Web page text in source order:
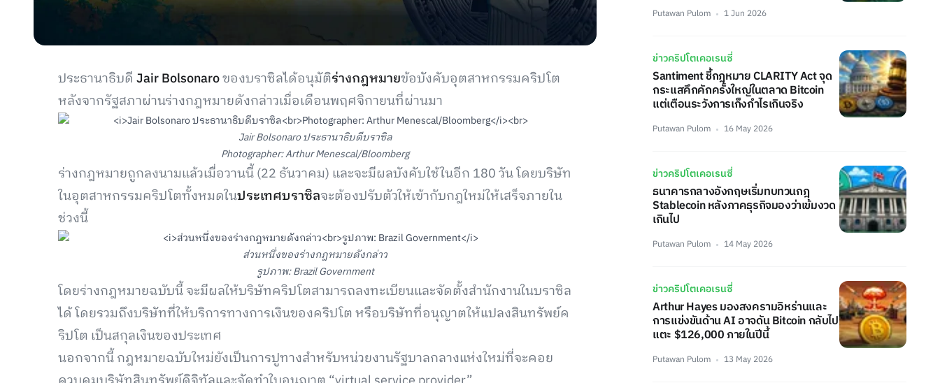
ประธานาธิบดี Jair Bolsonaroของบราซิลได้อนุมัติร่างกฎหมายข้อบังคับอุตสาหกรรมคริปโต
หลังจากรัฐสภาผ่านร่างกฎหมายดังกล่าวเมื่อเดือนพฤศจิกายนที่ผ่านมา
Jair Bolsonaro ประธานาธิบดีบราซิล
Photographer: Arthur Menescal/Bloomberg
ร่างกฎหมายถูกลงนามแล้วเมื่อวานนี้ (22 ธันวาคม) และจะมีผลบังคับใช้ในอีก 180 วัน โดยบริษัท
ในอุตสาหกรรมคริปโตทั้งหมดในประเทศบราซิลจะต้องปรับตัวให้เข้ากับกฎใหม่ให้เสร็จภายใน
ช่วงนี้
ส่วนหนึ่งของร่างกฎหมายดังกล่าว
รูปภาพ: Brazil Government
โดยร่างกฎหมายฉบับนี้ จะมีผลให้บริษัทคริปโตสามารถลงทะเบียนและจัดตั้งสำนักงานในบราซิล
ได้ โดยรวมถึงบริษัทที่ให้บริการทางการเงินของคริปโต หรือบริษัทที่อนุญาตให้แปลงสินทรัพย์ค
ริปโต เป็นสกุลเงินของประเทศ
นอกจากนี้ กฎหมายฉบับใหม่ยังเป็นการปูทางสำหรับหน่วยงานรัฐบาลกลางแห่งใหม่ที่จะคอย
Putawan Pulom 1 Jun 2026
ข่าวคริปโตเคอเรนซี่
Santiment ชี้กฎหมาย CLARITY Act จุด
กระแสคึกคักครั้งใหญ่ในตลาด Bitcoin
แต่เตือนระวังการเก็งกำไรเกินจริง
Putawan Pulom 16 May 2026
ข่าวคริปโตเคอเรนซี่
ธนาคารกลางอังกฤษเริ่มทบทวนกฎ
Stablecoin หลังภาคธุรกิจมองว่าเข้มงวด
เกินไป
Putawan Pulom 14 May 2026
ข่าวคริปโตเคอเรนซี่
Arthur Hayes มองสงครามอิหร่านและ
การแข่งขันด้าน AI อาจดัน Bitcoin กลับไป
แตะ $126,000 ภายในปีนี้
Putawan Pulom 13 May 2026